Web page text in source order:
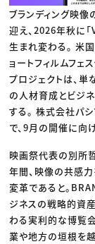
ブランディング映
迎え、2026年秋に
生まれ変わる。 米
ョートフィルムフェ
プロジェクトは、
の人材育成とビジ
する。 株式会社パ
で、9月の開催に向
映画祭代表の別所
年間、映像の共感
変革であると。
ジネスの戦略的資
わる実利的な博覧
業や地方の垣根を